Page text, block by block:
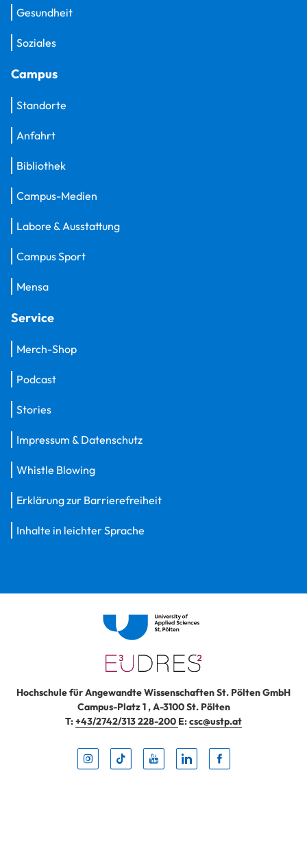
Gesundheit
Soziales
Campus
Standorte
Anfahrt
Bibliothek
Campus-Medien
Labore & Ausstattung
Campus Sport
Mensa
Service
Merch-Shop
Podcast
Stories
Impressum & Datenschutz
Whistle Blowing
Erklärung zur Barrierefreiheit
Inhalte in leichter Sprache
Hochschule für Angewandte Wissenschaften St. Pölten GmbH
Campus-Platz 1,A-3100St. Pölten
T:+43/2742/313 228-200 E:csc@ustp.at